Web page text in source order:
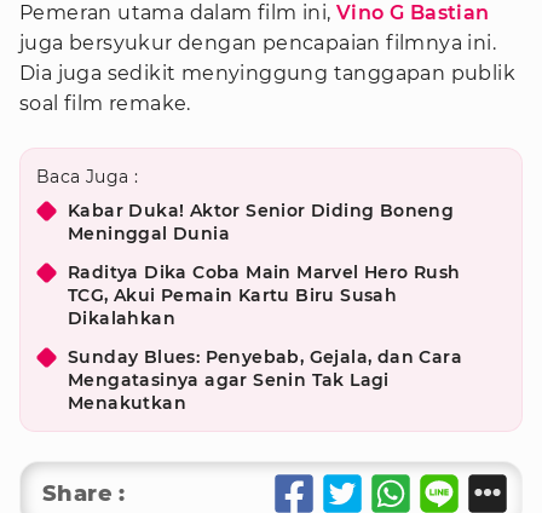
Pemeran utama dalam film ini, Vino G Bastian
juga bersyukur dengan pencapaian filmnya ini.
Dia juga sedikit menyinggung tanggapan publik
soal film remake.
Baca Juga :
Kabar Duka! Aktor Senior Diding Boneng
Meninggal Dunia
Raditya Dika Coba Main Marvel Hero Rush
TCG, Akui Pemain Kartu Biru Susah
Dikalahkan
Sunday Blues: Penyebab, Gejala, dan Cara
Mengatasinya agar Senin Tak Lagi
Menakutkan
Share :